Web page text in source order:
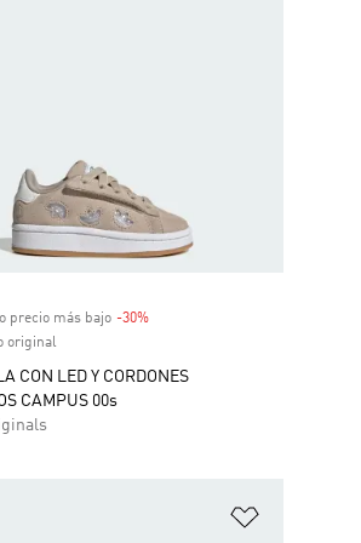
precio más bajo -30%Descuento
original
CON LED Y CORDONES
CAMPUS 00s